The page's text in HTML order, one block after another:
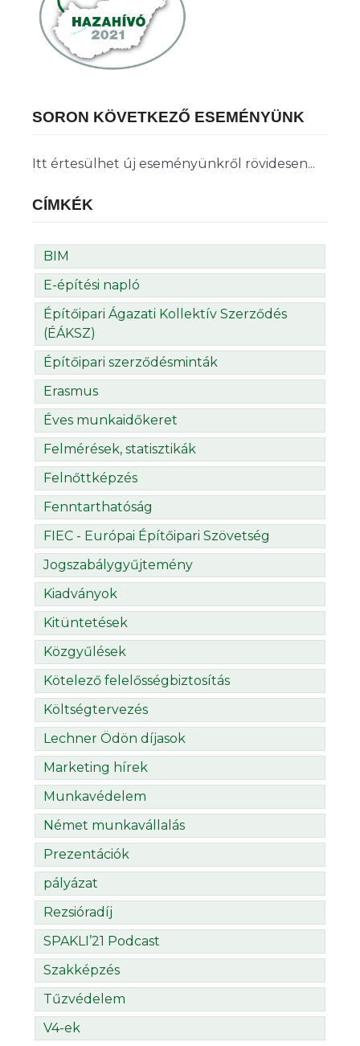
SORON KÖVETKEZŐ ESEMÉNYÜNK
Itt értesülhet új eseményünkről rövidesen...
CÍMKÉK
BIM
E-építési napló
Építőipari Ágazati Kollektív Szerződés
(ÉÁKSZ)
Építőipari szerződésminták
Erasmus
Éves munkaidőkeret
Felmérések, statisztikák
Felnőttképzés
Fenntarthatóság
FIEC - Európai Építőipari Szövetség
Jogszabálygyűjtemény
Kiadványok
Kitüntetések
Közgyűlések
Kötelező felelősségbiztosítás
Költségtervezés
Lechner Ödön díjasok
Marketing hírek
Munkavédelem
Német munkavállalás
Prezentációk
pályázat
Rezsióradíj
SPAKLI’21 Podcast
Szakképzés
Tűzvédelem
V4-ek